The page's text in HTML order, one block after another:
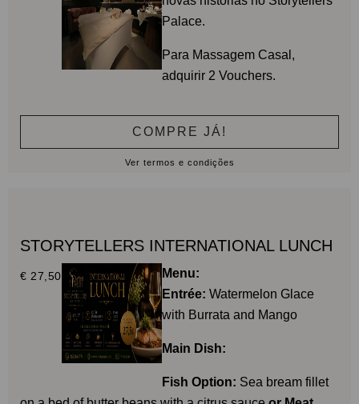
Palace.
Para Massagem Casal,
adquirir 2 Vouchers.
Ver termos e condições
COMPRE JÁ!
STORYTELLERS INTERNATIONAL LUNCH
€ 27,50
Menu:
Entrée: Watermelon Glace
with Burrata and Mango
Main Dish:
Fish Option: Sea bream fillet